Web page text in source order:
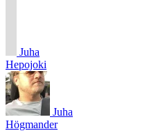
Juha
Hepojoki
Juha
Högmander